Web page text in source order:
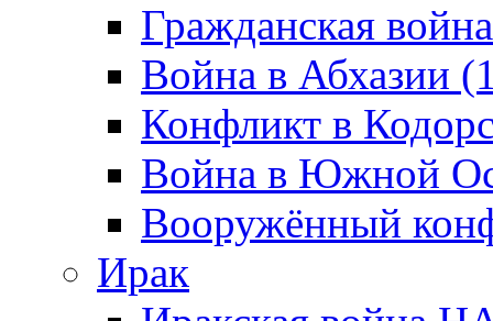
Гражданская
Война в Абхазии
Конфликт в
Война в Южной
Вооружённый
Ирак